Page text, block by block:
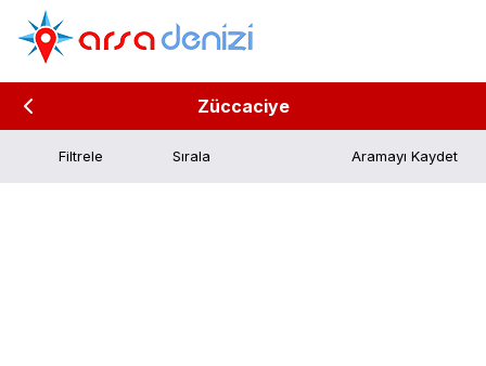
Züccaciye
Filtrele Aramayı Kaydet